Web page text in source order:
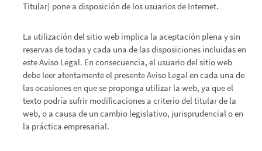
Titular) pone a disposición de los usuarios de Internet.
La utilización del sitio web implica la aceptación plena y sin
reservas de todas y cada una de las disposiciones incluidas en
este Aviso Legal. En consecuencia, el usuario del sitio web
debe leer atentamente el presente Aviso Legal en cada una de
las ocasiones en que se proponga utilizar la web, ya que el
texto podría sufrir modificaciones a criterio del titular de la
web, o a causa de un cambio legislativo, jurisprudencial o en
la práctica empresarial.